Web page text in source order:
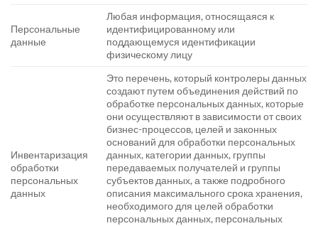
Персональные
данные
Любая информация, относящаяся к
идентифицированному или
поддающемуся идентификации
физическому лицу
Инвентаризация
обработки
персональных
данных
Это перечень, который контролеры данных
создают путем объединения действий по
обработке персональных данных, которые
они осуществляют в зависимости от своих
бизнес-процессов, целей и законных
оснований для обработки персональных
данных, категории данных, группы
передаваемых получателей и группы
субъектов данных, а также подробного
описания максимального срока хранения,
необходимого для целей обработки
персональных данных, персональных